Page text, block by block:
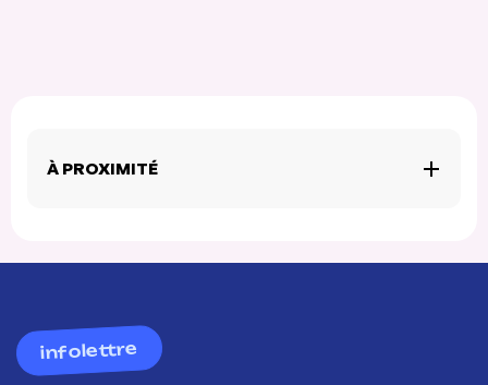
À PROXIMITÉ
infolettre